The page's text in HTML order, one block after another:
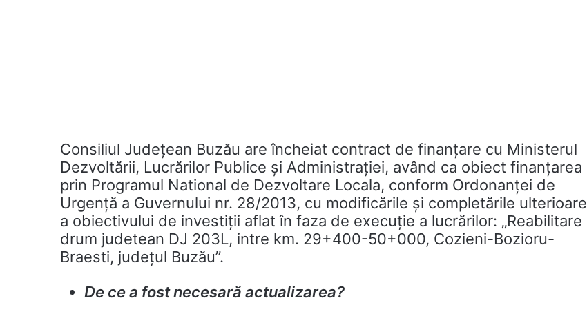
Consiliul Judeţean Buzău are încheiat contract de finanţare cu Ministerul
Dezvoltării, Lucrărilor Publice şi Administraţiei, având ca obiect finanţarea
prin Programul National de Dezvoltare Locala, conform Ordonanţei de
Urgenţă a Guvernului nr. 28/2013, cu modificările şi completările ulterioare
a obiectivului de investiţii aflat în faza de execuție a lucrărilor: „Reabilitare
drum judetean DJ 203L, intre km. 29+400-50+000, Cozieni-Bozioru-
Braesti, județul Buzău”.
De ce a fost necesară actualizarea?